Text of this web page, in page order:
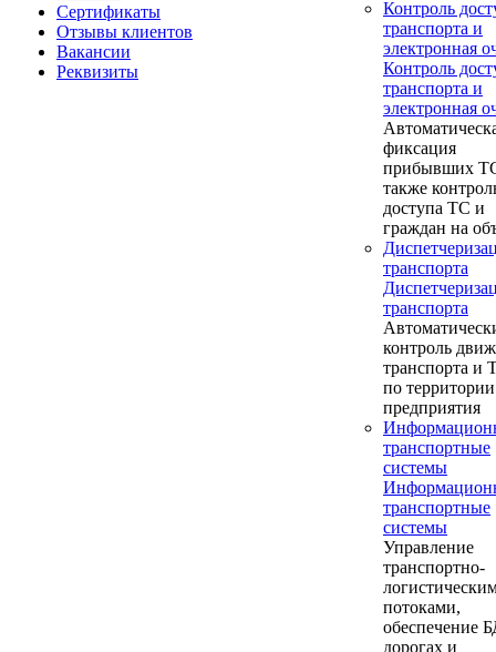
Сертификаты
Отзывы клиентов
Вакансии
Реквизиты
Контроль
транспорта и
электронная
Контроль
транспорта и
электронная
фиксация
прибывших
также
доступа ТС и
граждан на
транспорта
транспорта
контроль
транспорта
по территории
предприятия
транспортные
системы
транспортные
системы
Управление
транспортно-
потоками,
обеспечение
дорогах и